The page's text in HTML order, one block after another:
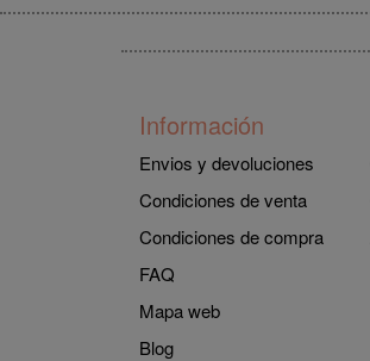
Información
Envios y devoluciones
Condiciones de venta
Condiciones de compra
FAQ
Mapa web
Blog